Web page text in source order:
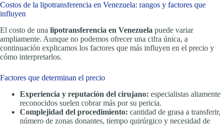
Costos de la lipotransferencia en Venezuela: rangos y factores que
influyen
El costo de una lipotransferencia en Venezuela puede variar
ampliamente. Aunque no podemos ofrecer una cifra única, a
continuación explicamos los factores que más influyen en el precio y
cómo interpretarlos.
Factores que determinan el precio
Experiencia y reputación del cirujano: especialistas altamente
reconocidos suelen cobrar más por su pericia.
Complejidad del procedimiento: cantidad de grasa a transferir,
número de zonas donantes, tiempo quirúrgico y necesidad de